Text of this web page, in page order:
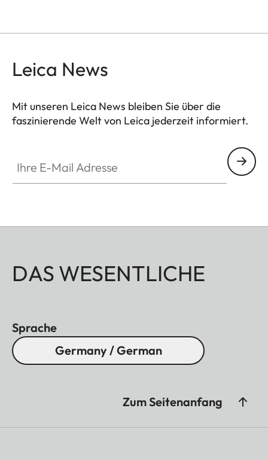
Leica News
Mit unseren Leica News bleiben Sie über die
faszinierende Welt von Leica jederzeit informiert.
DAS WESENTLICHE
Sprache
Germany / German
Zum Seitenanfang